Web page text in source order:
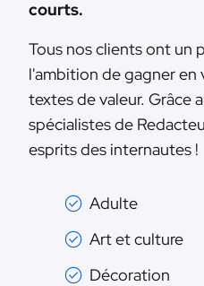
courts.
Tous nos clients ont un
l'ambition de gagner en
textes de valeur. Grâce
spécialistes de
esprits des internautes !
Adulte
Art et culture
Décoration